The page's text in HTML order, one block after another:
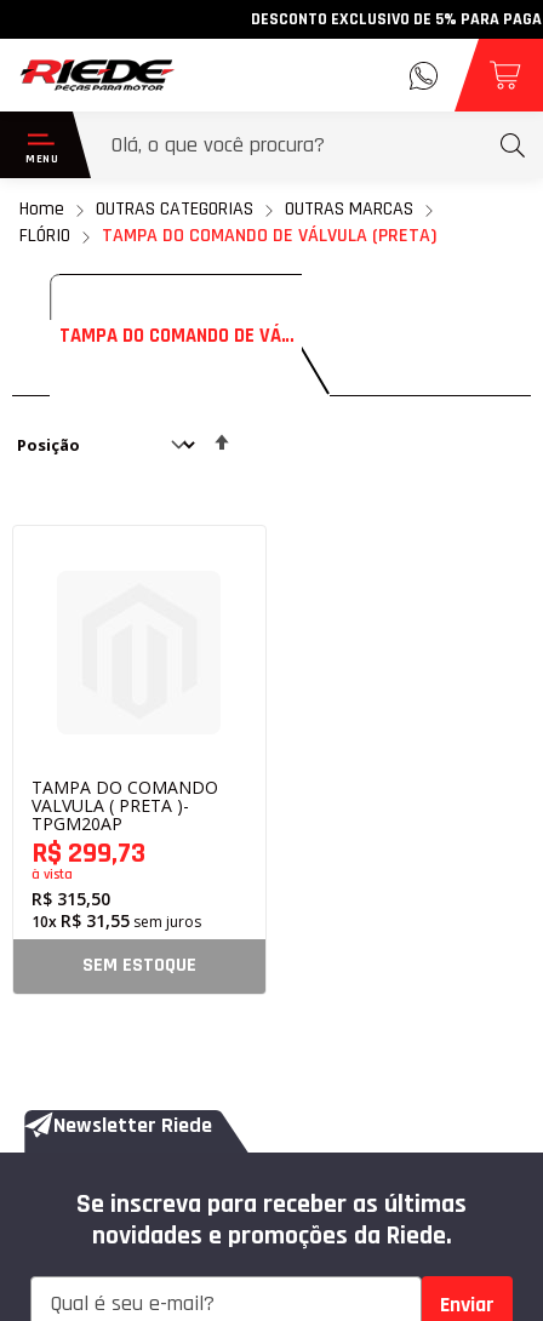
DESCONTO EXCLUSIVO DE 5% PARA
Home OUTRAS CATEGORIAS
OUTRAS MARCAS
FLÓRIO
TAMPA DO COMANDO DE VÁLVULA (PRETA)
TAMPA DO COMANDO DE VÁLVULA (PRETA)
TAMPA DO COMANDO
VALVULA ( PRETA )-
TPGM20AP
R$ 315,50
R$ 299,73
à vista
10x R$ 31,55 sem juros
SEM ESTOQUE
Newsletter Riede
Se inscreva para receber as últimas
novidades e promoções da Riede.
Enviar